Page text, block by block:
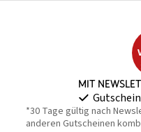
Mit
*30 Tage gültig nach
anderen Gutscheinen